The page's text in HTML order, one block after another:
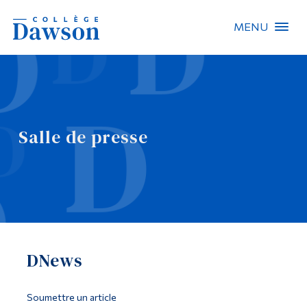
MENU
Salle de presse
DNews
Soumettre un article
Recherche sur le site
Recherche de personnes
EN
Omnivox